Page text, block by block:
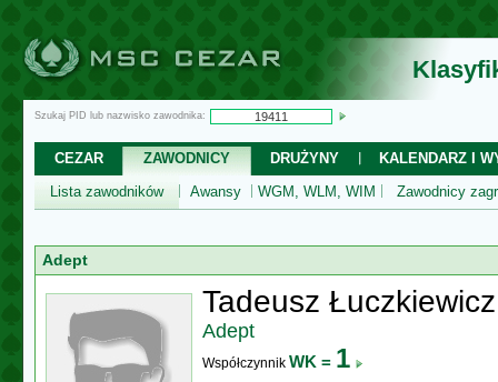
Szukaj PID lub nazwisko zawodnika:
CEZAR ZAWODNICY DRUŻYNY
KALENDARZ I
Lista zawodników
Awansy WGM, WLM, WIM Zawodnicy
Adept
Tadeusz Łuczkiewicz
Adept
Współczynnik WK = 1